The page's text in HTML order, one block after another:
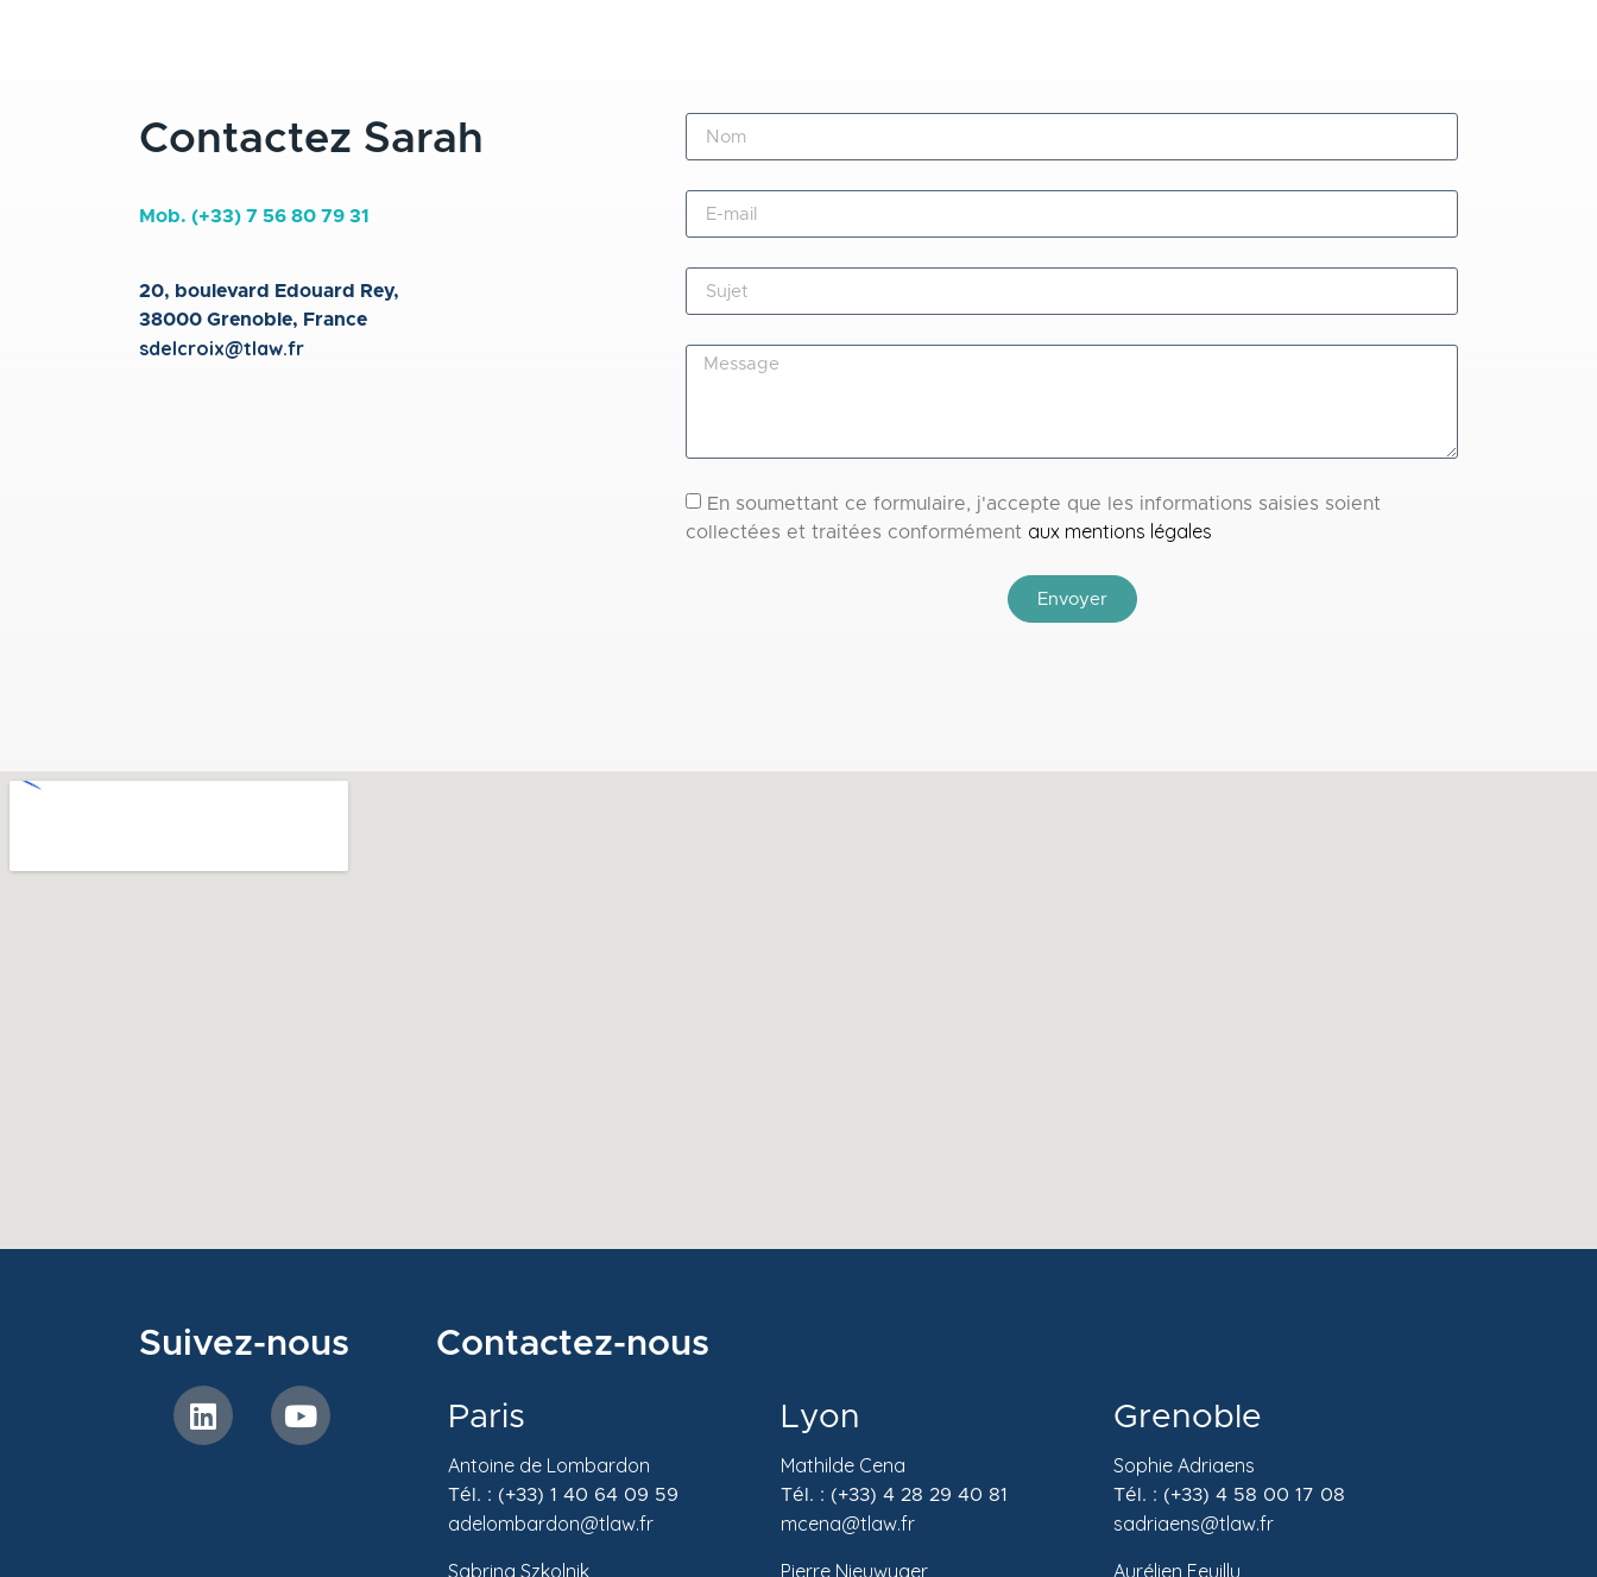
Contactez Sarah
Mob. (+33) 7 56 80 79 31
20, boulevard Edouard Rey,
38000 Grenoble, France
sdelcroix@tlaw.fr
En soumettant ce formulaire, j'accepte que les informations saisies soient
collectées et traitées conformément aux mentions légales
Envoyer
Suivez-nous Contactez-nous
Paris
Antoine de Lombardon
Tél. : (+33) 1 40 64 09 59
adelombardon@tlaw.fr
Sabrina Szkolnik
Lyon
Mathilde Cena
Tél. : (+33) 4 28 29 40 81
mcena@tlaw.fr
Pierre Nieuwyaer
Grenoble
Sophie Adriaens
Tél. : (+33) 4 58 00 17 08
sadriaens@tlaw.fr
Aurélien Feuillu